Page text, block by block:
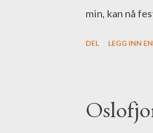
min, kan nå
stangholdere
DEL LEGG INN